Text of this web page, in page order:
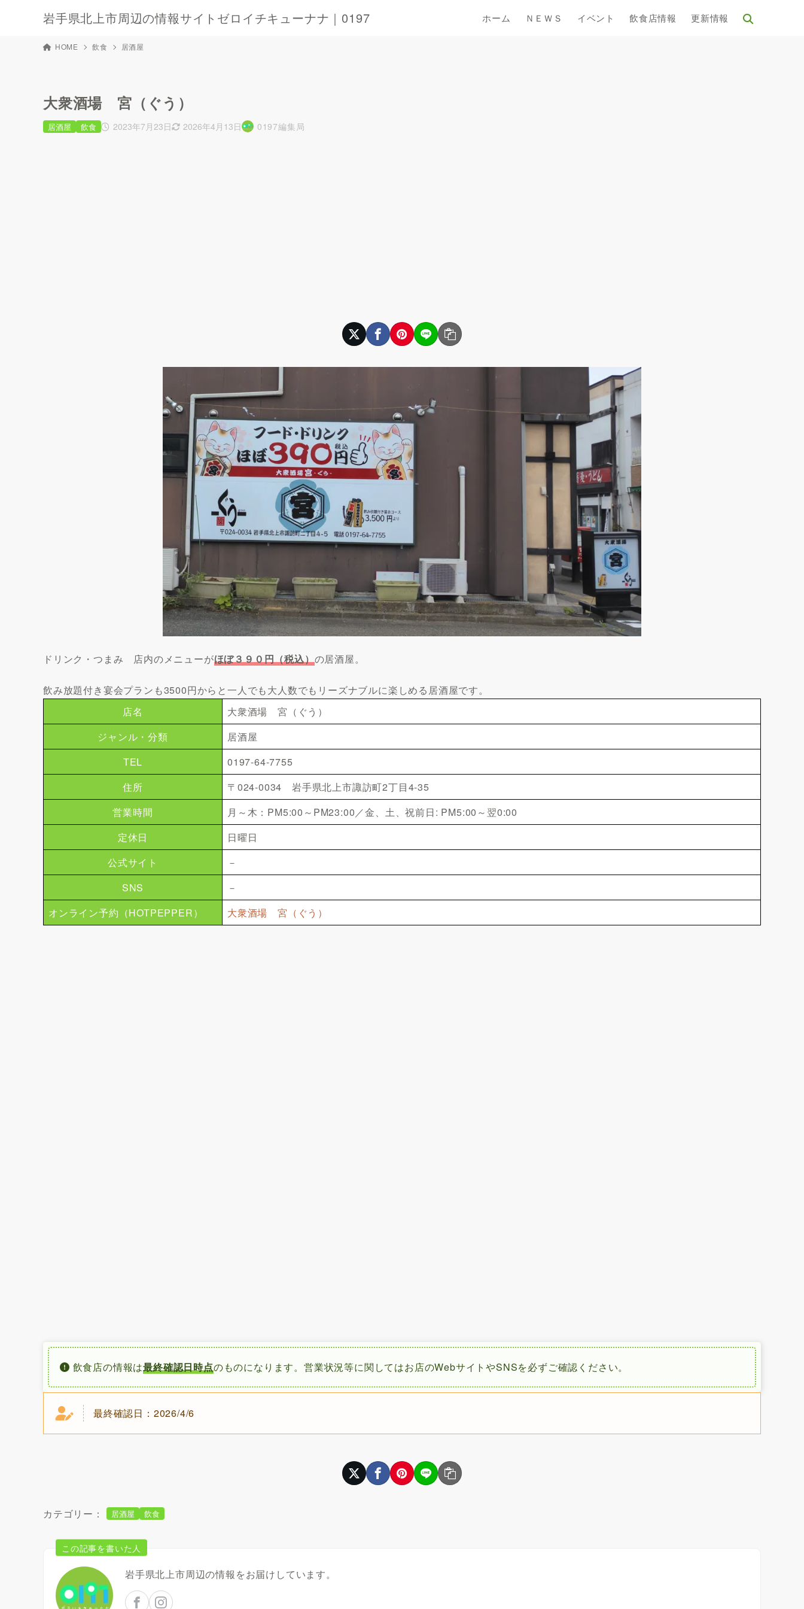
岩手県北上市周辺の情報サイトゼロイチキューナナ｜0197 ホーム ＮＥＷＳ イベント 飲食店情報 更新情報
HOME 飲食 居酒屋
大衆酒場 宮（ぐう）
2023年7月23日 2026年4月13日
居酒屋 飲食 0197編集局
ドリンク・つまみ 店内のメニューがほぼ３９０円（税込）の居酒屋。
飲み放題付き宴会プランも3500円からと一人でも大人数でもリーズナブルに楽しめる居酒屋です。
店名
大衆酒場 宮（ぐう）
ジャンル・分類
居酒屋
TEL
0197-64-7755
住所
〒024-0034 岩手県北上市諏訪町2丁目4-35
営業時間
月～木：PM5:00～PM23:00／金、土、祝前日: PM5:00～翌0:00
定休日
日曜日
公式サイト
－
SNS
－
オンライン予約（HOTPEPPER）
大衆酒場 宮（ぐう）
飲食店の情報は最終確認日時点のものになります。営業状況等に関してはお店のWebサイトやSNSを必ずご確認ください。
最終確認日：2026/4/6
カテゴリー： 居酒屋 飲食
この記事を書いた人
岩手県北上市周辺の情報をお届けしています。